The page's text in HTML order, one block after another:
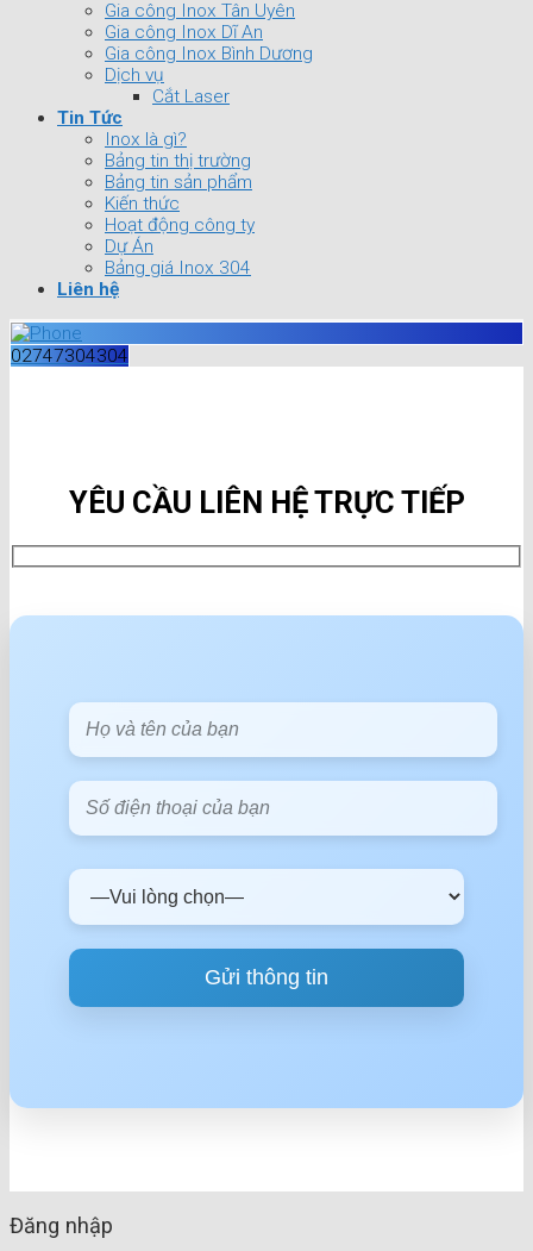
Gia công Inox Tân Uyên
Gia công Inox Dĩ An
Gia công Inox Bình Dương
Dịch vụ
Cắt Laser
Tin Tức
Inox là gì?
Bảng tin thị trường
Bảng tin sản phẩm
Kiến thức
Hoạt động công ty
Dự Án
Bảng giá Inox 304
Liên hệ
02747304304
YÊU CẦU LIÊN HỆ TRỰC TIẾP
Đăng nhập